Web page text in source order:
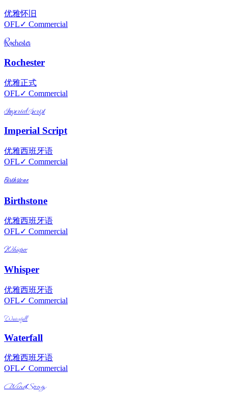
优雅怀旧
OFL✓ Commercial
Rochester
Rochester
优雅正式
OFL✓ Commercial
Imperial Script
Imperial Script
优雅西班牙语
OFL✓ Commercial
Birthstone
Birthstone
优雅西班牙语
OFL✓ Commercial
Whisper
Whisper
优雅西班牙语
OFL✓ Commercial
Waterfall
Waterfall
优雅西班牙语
OFL✓ Commercial
WindSong